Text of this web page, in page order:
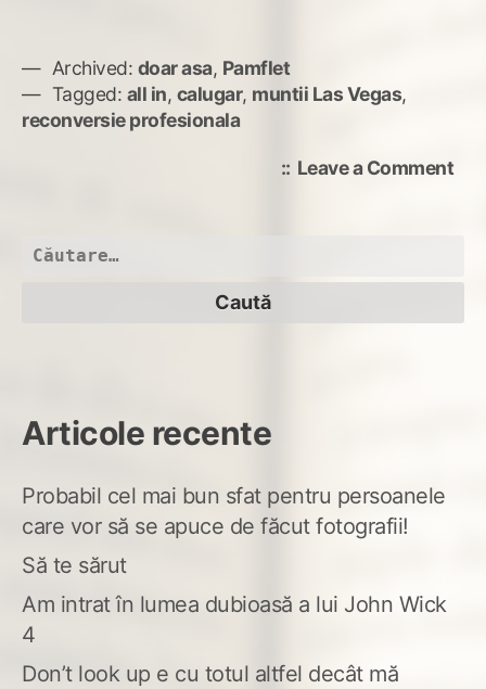
Archived: doar asa, Pamflet
Tagged: all in, calugar, muntii Las Vegas,
reconversie profesionala
Leave a Commenton
Caută
Articole recente
Probabil cel mai bun sfat pentru persoanele
care vor să se apuce de făcut fotografii!
Să te sărut
Am intrat în lumea dubioasă a lui John Wick
4
Don’t look up e cu totul altfel decât mă